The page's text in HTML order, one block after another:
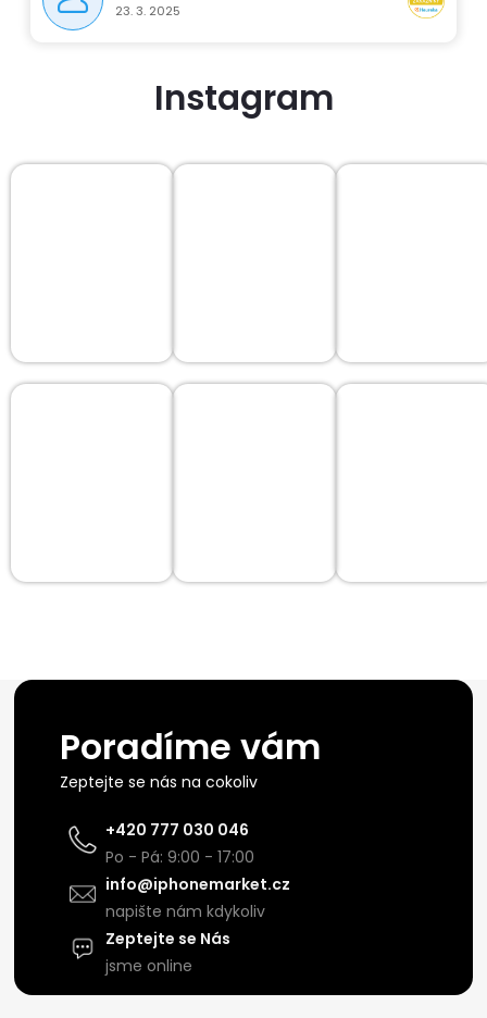
23. 3. 2025
Instagram
Poradíme vám
Zeptejte se nás na cokoliv
+420 777 030 046
Po - Pá: 9:00 - 17:00
info@iphonemarket.cz
napište nám kdykoliv
Zeptejte se Nás
jsme online